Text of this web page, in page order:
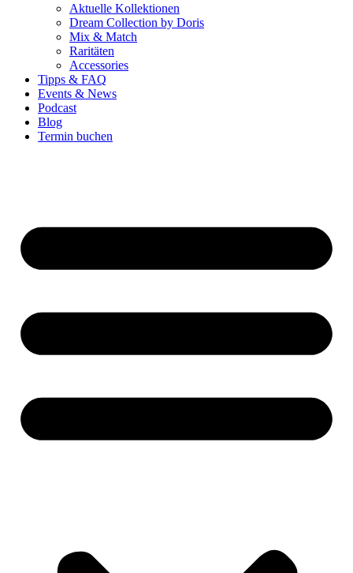
Aktuelle Kollektionen
Dream Collection by Doris
Mix & Match
Raritäten
Accessories
Tipps & FAQ
Events & News
Podcast
Blog
Termin buchen